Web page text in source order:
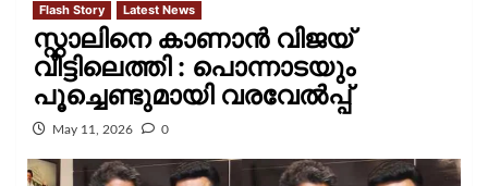
Flash Story Latest News
സ്റ്റാലിനെ കാണാന്‍ വിജയ്
വീട്ടിലെത്തി : പൊന്നാടയും
പൂച്ചെണ്ടുമായി വരവേല്‍പ്പ്
May 11, 2026 0